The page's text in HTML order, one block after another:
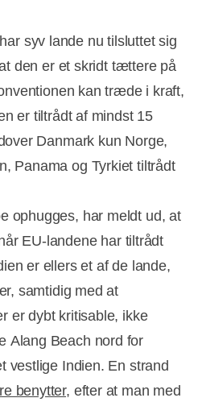
syv lande nu tilsluttet sig
den er et skridt tættere på
kan træde i kraft,
er tiltrådt af mindst 15
Danmark kun Norge,
Panama og Tyrkiet tiltrådt
ophugges, har meldt ud, at
EU-landene har tiltrådt
er ellers et af de lande,
samtidig med at
er dybt kritisable, ikke
Alang Beach nord for
vestlige Indien. En strand
benytter, efter at man med